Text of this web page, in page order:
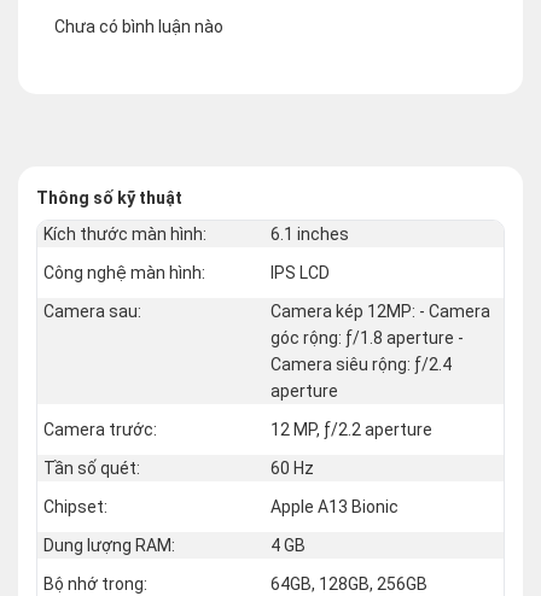
Chưa có bình luận nào
Thông số kỹ thuật
Kích thước màn hình:
6.1 inches
Công nghệ màn hình:
IPS LCD
Camera sau:
Camera kép 12MP: - Camera
góc rộng: ƒ/1.8 aperture -
Camera siêu rộng: ƒ/2.4
aperture
Camera trước:
12 MP, ƒ/2.2 aperture
Tần số quét:
60 Hz
Chipset:
Apple A13 Bionic
Dung lượng RAM:
4 GB
Bộ nhớ trong:
64GB, 128GB, 256GB